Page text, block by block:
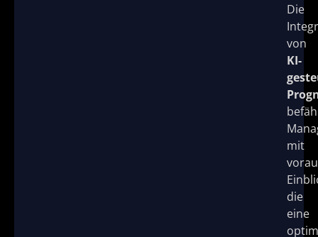
Die
von
KI-
mit
die
eine